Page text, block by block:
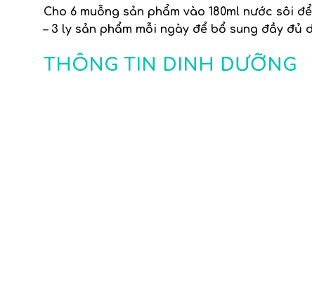
Cho 6 muỗng sản phẩm vào 180ml nước sôi
– 3 ly sản phẩm mỗi ngày để bổ sung đầy đủ
THÔNG TIN DINH DƯỠNG